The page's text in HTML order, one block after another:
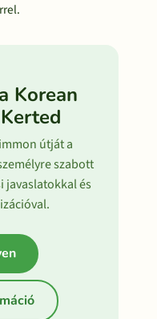
Korean
útját a
szabott
javaslatokkal és